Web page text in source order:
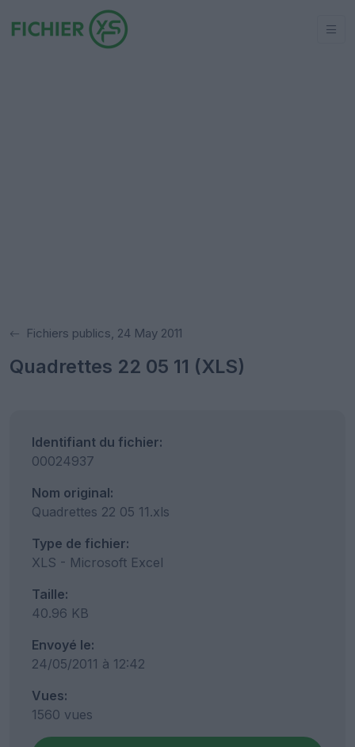
Fichiers publics, 24 May 2011
Quadrettes 22 05 11 (XLS)
Identifiant du fichier:
00024937
Nom original:
Quadrettes 22 05 11.xls
Type de fichier:
XLS - Microsoft Excel
Taille:
40.96 KB
Envoyé le:
24/05/2011 à 12:42
Vues:
1560 vues